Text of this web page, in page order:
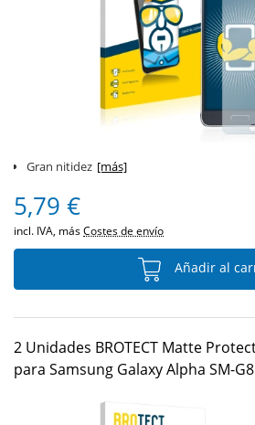
Gran nitidez [más]
5,79 €
incl. IVA, másCostes de envío
Añadir al
2 Unidades BROTECT Matte
para Samsung Galaxy Alpha SM-